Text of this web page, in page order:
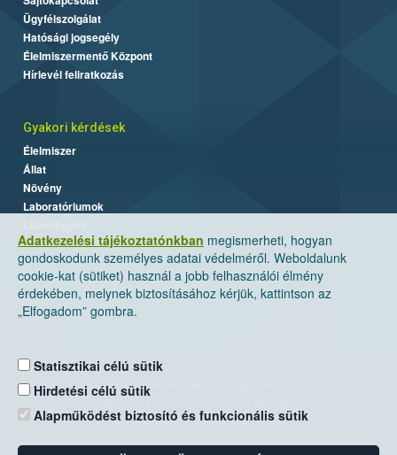
Adatkezelési tájékoztatónkban megismerheti, hogyan
gondoskodunk személyes adatai védelméről. Weboldalunk
cookie-kat (sütiket) használ a jobb felhasználói élmény
érdekében, melynek biztosításához kérjük, kattintson az
„Elfogadom” gombra.
Statisztikai célú sütik
Hirdetési célú sütik
Alapműködést biztosító és funkcionális sütik
Ügyfélszolgálat
Hatósági jogsegély
Élelmiszermentő Központ
Hírlevél feliratkozás
Gyakori kérdések
Élelmiszer
Állat
Növény
Laboratóriumok
Nemzeti Élelmiszerlánc-biztonsági Hivatal
Levelezési cím: 1525 Budapest. Pf. 30.